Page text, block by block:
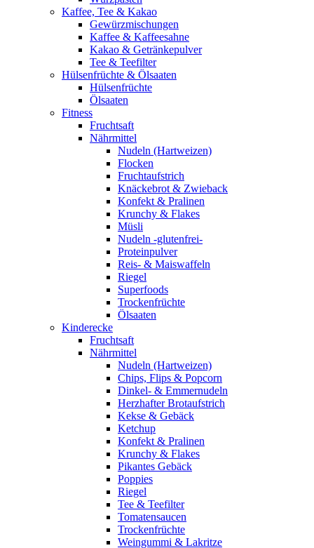
Kaffee, Tee & Kakao
Gewürzmischungen
Kaffee & Kaffeesahne
Kakao & Getränkepulver
Tee & Teefilter
Hülsenfrüchte & Ölsaaten
Hülsenfrüchte
Ölsaaten
Fitness
Fruchtsaft
Nährmittel
Nudeln (Hartweizen)
Flocken
Fruchtaufstrich
Knäckebrot & Zwieback
Konfekt & Pralinen
Krunchy & Flakes
Müsli
Nudeln -glutenfrei-
Proteinpulver
Reis- & Maiswaffeln
Riegel
Superfoods
Trockenfrüchte
Ölsaaten
Kinderecke
Fruchtsaft
Nährmittel
Nudeln (Hartweizen)
Chips, Flips & Popcorn
Dinkel- & Emmernudeln
Herzhafter Brotaufstrich
Kekse & Gebäck
Ketchup
Konfekt & Pralinen
Krunchy & Flakes
Pikantes Gebäck
Poppies
Riegel
Tee & Teefilter
Tomatensaucen
Trockenfrüchte
Weingummi & Lakritze